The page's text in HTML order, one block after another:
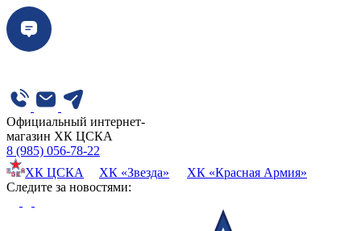
Официальный интернет-
магазин ХК ЦСКА
8 (985) 056-78-22
ХК ЦСКА
ХК «Звезда»
ХК «Красная Армия»
Cледите за новостями: